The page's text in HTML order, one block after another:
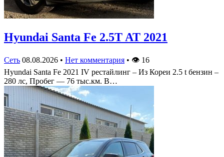
Hyundai Santa Fe 2.5T AT 2021
Сеть 08.08.2026 • Нет комментария • 👁 16
Hyundai Santa Fe 2021 IV рестайлинг – Из Кореи 2.5 t бензин –
280 лс, Пробег — 76 тыс.км. В…